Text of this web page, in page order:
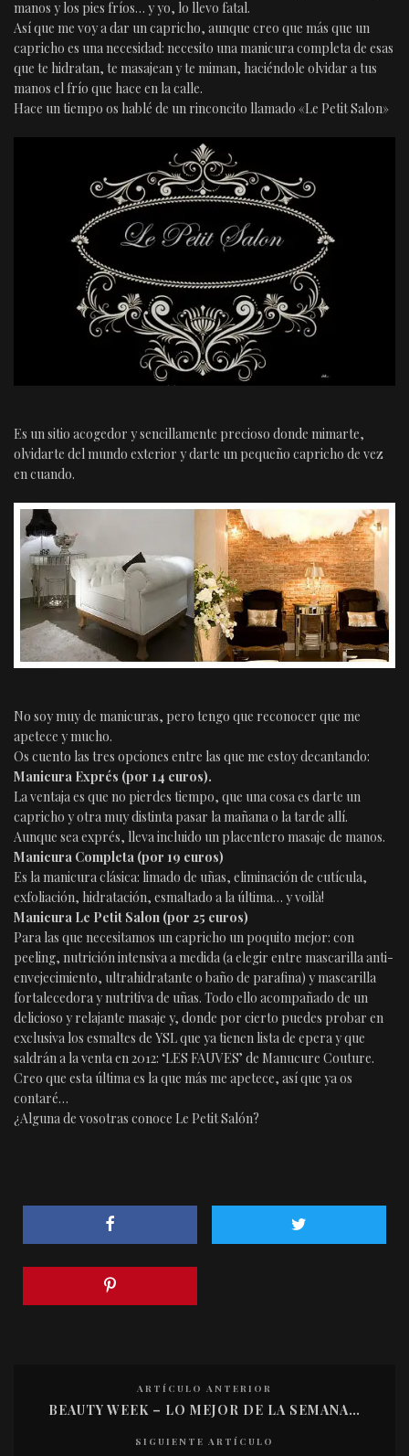
manos y los pies fríos… y yo, lo llevo fatal.
Así que me voy a dar un capricho, aunque creo que más que un
capricho es una necesidad: necesito una manicura completa de esas
que te hidratan, te masajean y te miman, haciéndole olvidar a tus
manos el frío que hace en la calle.
Hace un tiempo os hablé de un rinconcito llamado «Le Petit Salon»
Es un sitio acogedor y sencillamente precioso donde mimarte,
olvidarte del mundo exterior y darte un pequeño capricho de vez
en cuando.
No soy muy de manicuras, pero tengo que reconocer que me
apetece y mucho.
Os cuento las tres opciones entre las que me estoy decantando:
Manicura Exprés (por 14 euros).
La ventaja es que no pierdes tiempo, que una cosa es darte un
capricho y otra muy distinta pasar la mañana o la tarde allí.
Aunque sea exprés, lleva incluido un placentero masaje de manos.
Manicura Completa (por 19 euros)
Es la manicura clásica: limado de uñas, eliminación de cutícula,
exfoliación, hidratación, esmaltado a la última… y voilà!
Manicura Le Petit Salon (por 25 euros)
Para las que necesitamos un capricho un poquito mejor: con
peeling, nutrición intensiva a medida (a elegir entre mascarilla anti-
envejecimiento, ultrahidratante o baño de parafina) y mascarilla
fortalecedora y nutritiva de uñas. Todo ello acompañado de un
delicioso y relajante masaje y, donde por cierto puedes probar en
exclusiva los esmaltes de YSL que ya tienen lista de epera y que
saldrán a la venta en 2012: ‘LES FAUVES’ de Manucure Couture.
Creo que esta última es la que más me apetece, así que ya os
contaré…
¿Alguna de vosotras conoce Le Petit Salón?
ARTÍCULO ANTERIOR
BEAUTY WEEK – LO MEJOR DE LA SEMANA…
SIGUIENTE ARTÍCULO